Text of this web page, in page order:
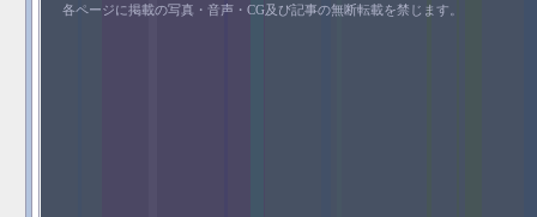
各ページに掲載の写真・音声・CG及び記事の無断転載を禁じます。